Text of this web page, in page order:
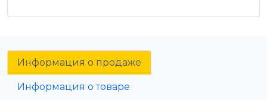
Информация о продаже
Информация о товаре